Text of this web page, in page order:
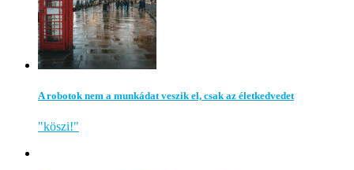
A robotok nem a munkádat veszik el, csak az életkedvedet
"köszi!"